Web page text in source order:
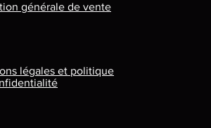
générale de vente
légales et politique